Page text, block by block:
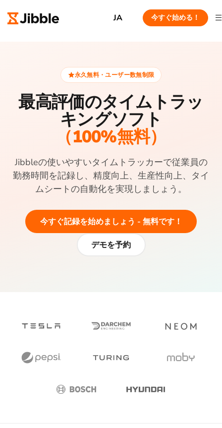
JA 今すぐ始める！
永久無料・ユーザー数無制限
最高評価のタイムトラッ
キングソフト
（100%無料）
Jibbleの使いやすいタイムトラッカーで従業員の
勤務時間を記録し、精度向上、生産性向上、タイ
ムシートの自動化を実現しましょう。
今すぐ記録を始めましょう - 無料です！
デモを予約